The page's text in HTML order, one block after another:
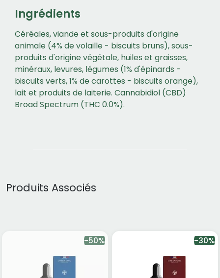
Ingrédients
Céréales, viande et sous-produits d'origine
animale (4% de volaille - biscuits bruns), sous-
produits d'origine végétale, huiles et graisses,
minéraux, levures, légumes (1% d'épinards -
biscuits verts, 1% de carottes - biscuits orange),
lait et produits de laiterie. Cannabidiol (CBD)
Broad Spectrum (THC 0.0%).
Produits Associés
-50% -30%